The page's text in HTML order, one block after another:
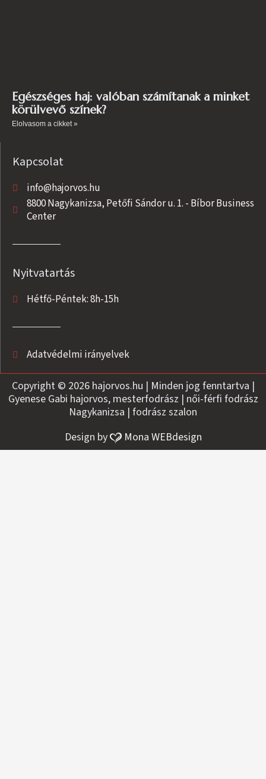
Egészséges haj: valóban számítanak a minket
körülvevő színek?
Elolvasom a cikket »
Kapcsolat
info@hajorvos.hu
8800 Nagykanizsa, Petőfi Sándor u. 1. - Bíbor Business
Center
Nyitvatartás
Hétfő-Péntek: 8h-15h
Adatvédelmi irányelvek
Copyright © 2026 hajorvos.hu | Minden jog fenntartva |
Gyenese Gabi hajorvos, mesterfodrász | női-férfi fodrász
Nagykanizsa | fodrász szalon
Design by
Mona WEBdesign